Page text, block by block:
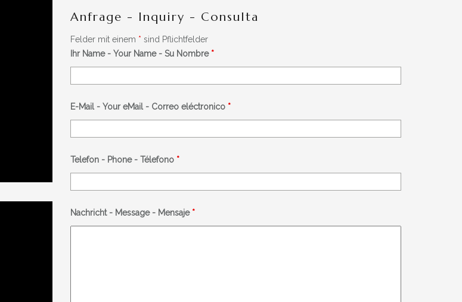
Anfrage - Inquiry - Consulta
Felder mit einem * sind Pflichtfelder
Ihr Name - Your Name - Su Nombre *
E-Mail - Your eMail - Correo eléctronico *
Telefon - Phone - Télefono *
Nachricht - Message - Mensaje *